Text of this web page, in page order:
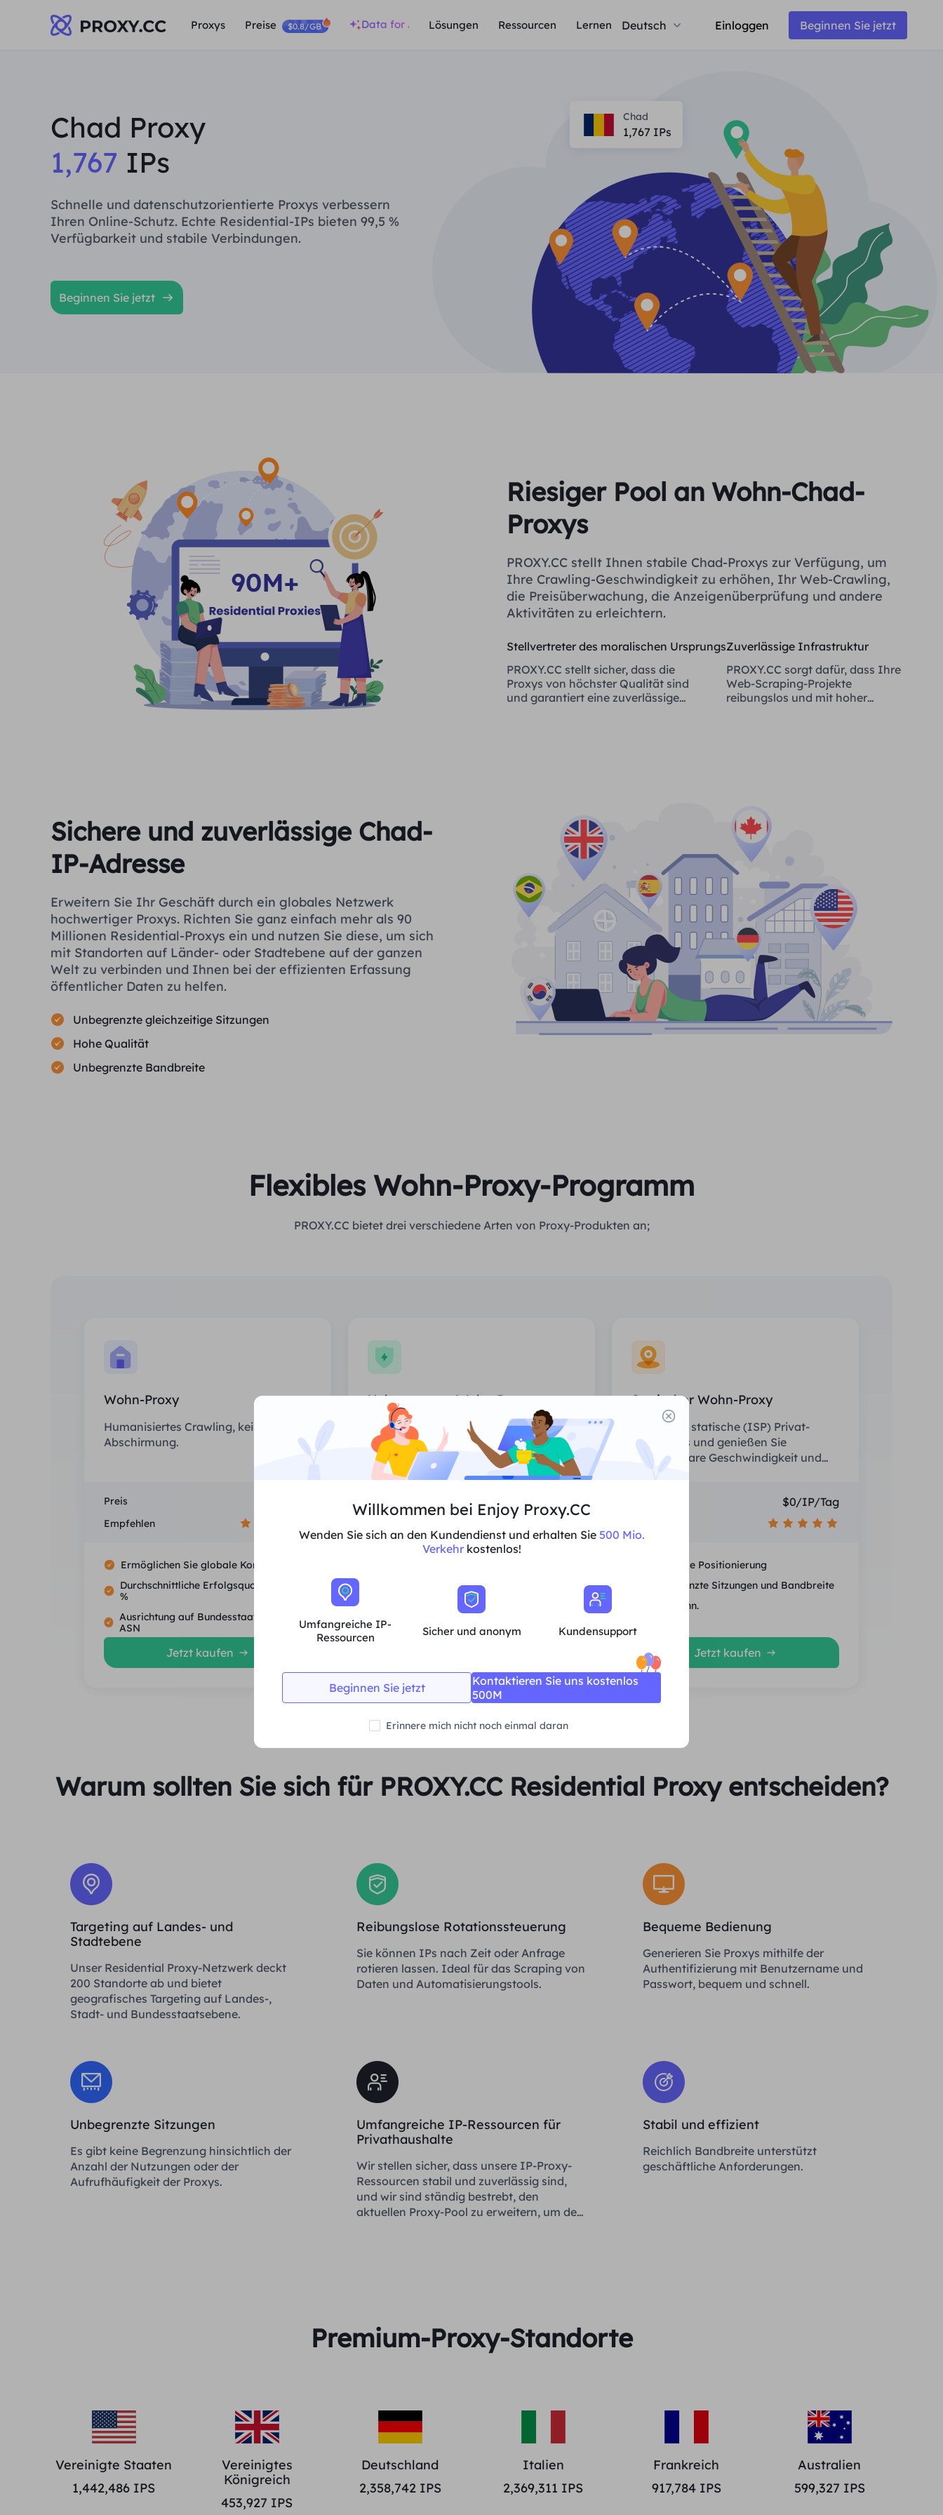
Proxys Preise $0.8/GB Data for AI Lösungen Ressourcen Lernen Deutsch Einloggen Beginnen Sie jetzt
Chad Proxy
1,767 IPs
Schnelle und datenschutzorientierte Proxys verbessern
Ihren Online-Schutz. Echte Residential-IPs bieten 99,5 %
Verfügbarkeit und stabile Verbindungen.
Beginnen Sie jetzt
Chad
1,767 IPs
Riesiger Pool an Wohn-Chad-
Proxys
PROXY.CC stellt Ihnen stabile Chad-Proxys zur Verfügung, um
Ihre Crawling-Geschwindigkeit zu erhöhen, Ihr Web-Crawling,
die Preisüberwachung, die Anzeigenüberprüfung und andere
Aktivitäten zu erleichtern.
Stellvertreter des moralischen Ursprungs
PROXY.CC stellt sicher, dass die
Proxys von höchster Qualität sind
und garantiert eine zuverlässige
Zuverlässige Infrastruktur
PROXY.CC sorgt dafür, dass Ihre
Web-Scraping-Projekte
reibungslos und mit hoher
Sichere und zuverlässige Chad-
IP-Adresse
Erweitern Sie Ihr Geschäft durch ein globales Netzwerk
hochwertiger Proxys. Richten Sie ganz einfach mehr als 90
Millionen Residential-Proxys ein und nutzen Sie diese, um sich
mit Standorten auf Länder- oder Stadtebene auf der ganzen
Welt zu verbinden und Ihnen bei der effizienten Erfassung
öffentlicher Daten zu helfen.
Unbegrenzte gleichzeitige Sitzungen
Hohe Qualität
Unbegrenzte Bandbreite
Flexibles Wohn-Proxy-Programm
PROXY.CC bietet drei verschiedene Arten von Proxy-Produkten an;
Wohn-Proxy
Humanisiertes Crawling, keine IP-
Abschirmung.
Preis
Empfehlen
Ermöglichen Sie globale Konnektivität
Durchschnittliche Erfolgsquote von 99.5
%
Ausrichtung auf Bundesstaat, Stadt und
ASN
Jetzt kaufen
Unbegrenzter Wohn-Proxy
Unbegrenzte Nutzung von Wohn-
Proxies, zufällig zugewiesene Länder.
Preis $0/Tag
Unbegrenzte Sitzungen und Bandbreite
Statischer Wohn-Proxy
Rüsten Sie statische (ISP) Privat-
Proxys aus und genießen Sie
unschlagbare Geschwindigkeit und
Stabilität.
$0/IP/Tag
Nationale Positionierung
Unbegrenzte Sitzungen und Bandbreite
Durchschn.
Jetzt kaufen
Warum sollten Sie sich für PROXY.CC Residential Proxy entscheiden?
Targeting auf Landes- und
Stadtebene
Unser Residential Proxy-Netzwerk deckt
200 Standorte ab und bietet
geografisches Targeting auf Landes-,
Stadt- und Bundesstaatsebene.
Reibungslose Rotationssteuerung
Sie können IPs nach Zeit oder Anfrage
rotieren lassen. Ideal für das Scraping von
Daten und Automatisierungstools.
Bequeme Bedienung
Generieren Sie Proxys mithilfe der
Authentifizierung mit Benutzername und
Passwort, bequem und schnell.
Unbegrenzte Sitzungen
Es gibt keine Begrenzung hinsichtlich der
Anzahl der Nutzungen oder der
Aufrufhäufigkeit der Proxys.
Umfangreiche IP-Ressourcen für
Privathaushalte
Wir stellen sicher, dass unsere IP-Proxy-
Ressourcen stabil und zuverlässig sind,
und wir sind ständig bestrebt, den
aktuellen Proxy-Pool zu erweitern, um den
Stabil und effizient
Reichlich Bandbreite unterstützt
geschäftliche Anforderungen.
Premium-Proxy-Standorte
Vereinigte Staaten
1,442,486 IPS
Vereinigtes
Königreich
453,927 IPS
Deutschland
2,358,742IPS
Italien
2,369,311 IPS
Frankreich
917,784IPS
Australien
599,327 IPS
Willkommen bei Enjoy Proxy.CC
Wenden Sie sich an den Kundendienst und erhalten Sie 500 Mio.
Verkehrkostenlos!
Umfangreiche IP-
Ressourcen
Sicher und anonym Kundensupport
Beginnen Sie jetzt
Kontaktieren Sie uns kostenlos
500M
Erinnere mich nicht noch einmal daran